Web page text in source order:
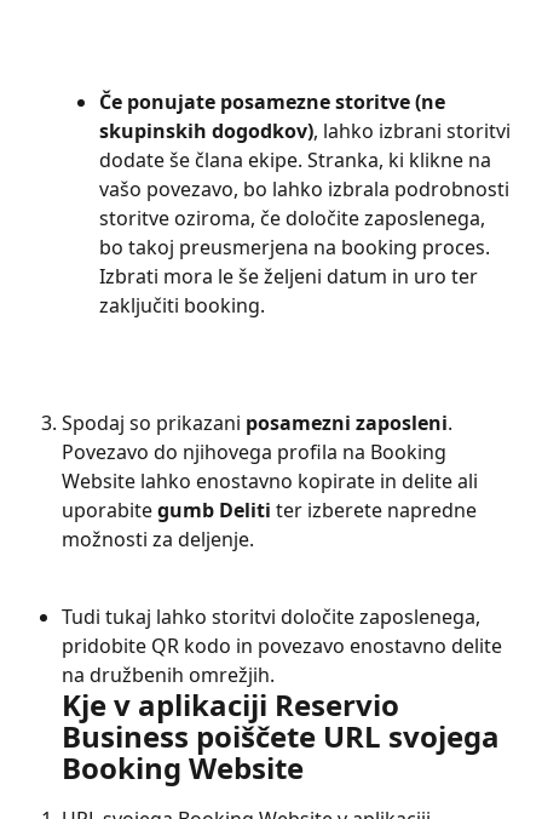
Če ponujate posamezne storitve (ne
skupinskih dogodkov), lahko izbrani storitvi
dodate še člana ekipe. Stranka, ki klikne na
vašo povezavo, bo lahko izbrala podrobnosti
storitve oziroma, če določite zaposlenega,
bo takoj preusmerjena na booking proces.
Izbrati mora le še željeni datum in uro ter
zaključiti booking.
Spodaj so prikazani posamezni zaposleni.
Povezavo do njihovega profila na Booking
Website lahko enostavno kopirate in delite ali
uporabite gumb Deliti ter izberete napredne
možnosti za deljenje.
Tudi tukaj lahko storitvi določite zaposlenega,
pridobite QR kodo in povezavo enostavno delite
na družbenih omrežjih.
Kje v aplikaciji Reservio
Business poiščete URL svojega
Booking Website